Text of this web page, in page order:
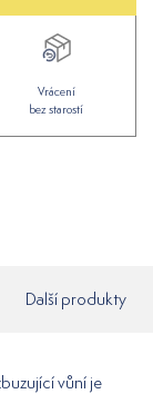
Vrácení
bez starostí
Další produkty
vůní je